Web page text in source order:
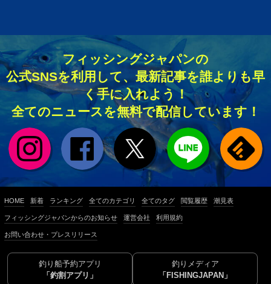
フィッシングジャパンの
公式SNSを利用して、最新記事を誰よりも早
く手に入れよう！
全てのニュースを無料で配信しています！
HOME 新着 ランキング 全てのカテゴリ 全てのタグ 閲覧履歴 潮見表
フィッシングジャパンからのお知らせ 運営会社 利用規約
お問い合わせ・プレスリリース
釣り船予約アプリ
「釣割アプリ」
釣りメディア
「FISHINGJAPAN」